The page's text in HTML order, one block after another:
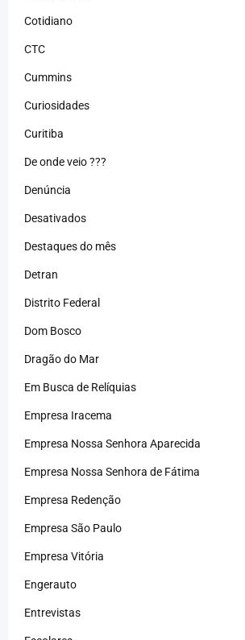
Cotidiano
CTC
Cummins
Curiosidades
Curitiba
De onde veio ???
Denúncia
Desativados
Destaques do mês
Detran
Distrito Federal
Dom Bosco
Dragão do Mar
Em Busca de Relíquias
Empresa Iracema
Empresa Nossa Senhora Aparecida
Empresa Nossa Senhora de Fátima
Empresa Redenção
Empresa São Paulo
Empresa Vitória
Engerauto
Entrevistas